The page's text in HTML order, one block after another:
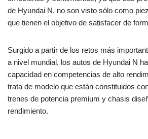
de Hyundai N, no son visto sólo como
que tienen el objetivo de satisfacer de
Surgido a partir de los retos más
a nivel mundial, los autos de Hyundai N
capacidad en competencias de alto
trata de modelo que están constituidos
trenes de potencia premium y chasis
rendimiento.